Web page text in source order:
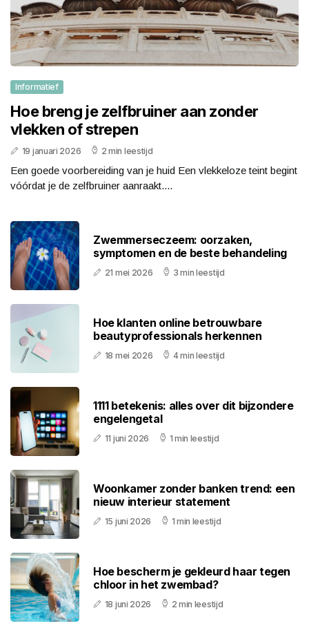
Informatief
Hoe breng je zelfbruiner aan zonder
vlekken of strepen
19 januari 2026 2 min leestijd
Een goede voorbereiding van je huid Een vlekkeloze teint begint
vóórdat je de zelfbruiner aanraakt....
Zwemmerseczeem: oorzaken,
symptomen en de beste behandeling
21 mei 2026 3 min leestijd
Hoe klanten online betrouwbare
beautyprofessionals herkennen
18 mei 2026 4 min leestijd
1111 betekenis: alles over dit bijzondere
engelengetal
11 juni 2026 1 min leestijd
Woonkamer zonder banken trend: een
nieuw interieur statement
15 juni 2026 1 min leestijd
Hoe bescherm je gekleurd haar tegen
chloor in het zwembad?
18 juni 2026 2 min leestijd